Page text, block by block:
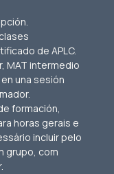
de APLC.
MAT intermedio
una sesión
formación,
horas gerais e
incluir pelo
grupo, com